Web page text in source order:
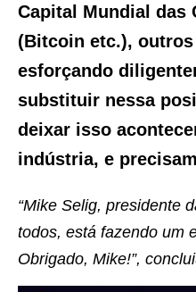
Capital Mundial das
(Bitcoin etc.),
esforçando
substituir nessa
deixar isso
indústria, e
“Mike Selig, presidente
todos, está fazendo um
Obrigado, Mike!”,